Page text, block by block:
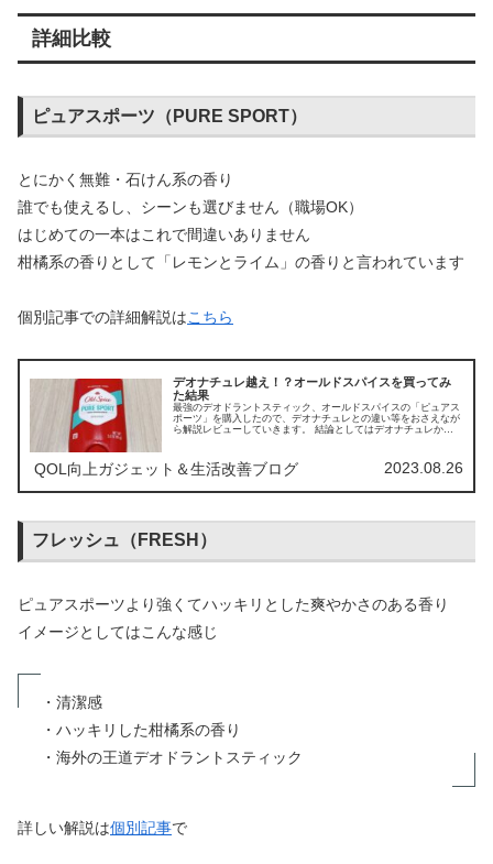
詳細比較
ピュアスポーツ（PURE SPORT）
とにかく無難・石けん系の香り
誰でも使えるし、シーンも選びません（職場OK）
はじめての一本はこれで間違いありません
柑橘系の香りとして「レモンとライム」の香りと言われています
個別記事での詳細解説はこちら
デオナチュレ越え！？オールドスパイスを買ってみ
た結果
最強のデオドラントスティック、オールドスパイスの「ピュアス
ポーツ」を購入したので、デオナチュレとの違い等をおさえなが
ら解説レビューしていきます。 結論としてはデオナチュレから
QOL向上ガジェット＆生活改善ブログ 2023.08.26
フレッシュ（ FRESH）
ピュアスポーツより強くてハッキリとした爽やかさのある香り
イメージとしてはこんな感じ
・清潔感
・ハッキリした柑橘系の香り
・海外の王道デオドラントスティック
詳しい解説は個別記事で